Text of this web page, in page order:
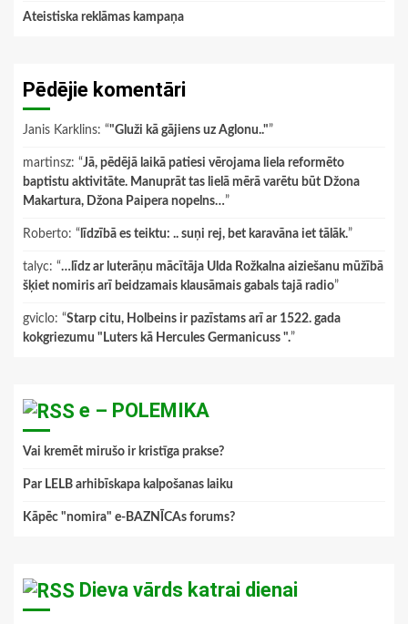
Ateistiska reklāmas kampaņa
Pēdējie komentāri
Janis Karklins: “"Gluži kā gājiens uz Aglonu.."”
martinsz: “Jā, pēdējā laikā patiesi vērojama liela reformēto
baptistu aktivitāte. Manuprāt tas lielā mērā varētu būt Džona
Makartura, Džona Paipera nopelns…”
Roberto: “ līdzībā es teiktu: .. suņi rej, bet karavāna iet tālāk.”
talyc: “…līdz ar luterāņu mācītāja Ulda Rožkalna aiziešanu mūžībā
šķiet nomiris arī beidzamais klausāmais gabals tajā radio”
gviclo: “Starp citu, Holbeins ir pazīstams arī ar 1522. gada
kokgriezumu "Luters kā Hercules Germanicuss ".”
e – POLEMIKA
Vai kremēt mirušo ir kristīga prakse?
Par LELB arhibīskapa kalpošanas laiku
Kāpēc "nomira" e-BAZNĪCAs forums?
Dieva vārds katrai dienai